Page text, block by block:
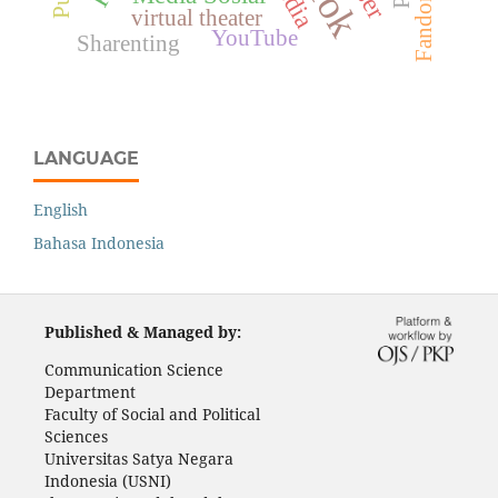
virtual theater
YouTube
Sharenting Fandom
LANGUAGE
English
Bahasa Indonesia
Published & Managed by:
Communication Science
Department
Faculty of Social and Political
Sciences
Universitas Satya Negara
Indonesia (USNI)